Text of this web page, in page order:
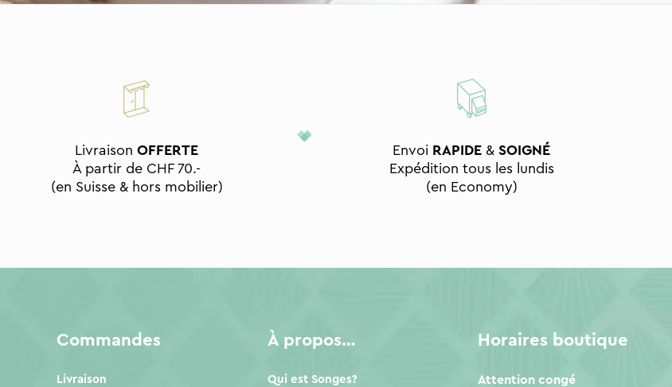
LivraisonOFFERTE
À partir de CHF 70.-
(en Suisse & hors mobilier)
Envoi RAPIDE &SOIGNÉ
Expédition tous les lundis
(en Economy)
Commandes
Livraison
À propos…
Qui est Songes?
Horaires boutique
Attention congé